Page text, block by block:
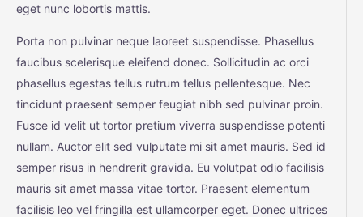
eget nunc lobortis mattis.
Porta non pulvinar neque laoreet suspendisse. Phasellus
faucibus scelerisque eleifend donec. Sollicitudin ac orci
phasellus egestas tellus rutrum tellus pellentesque. Nec
tincidunt praesent semper feugiat nibh sed pulvinar proin.
Fusce id velit ut tortor pretium viverra suspendisse potenti
nullam. Auctor elit sed vulputate mi sit amet mauris. Sed id
semper risus in hendrerit gravida. Eu volutpat odio facilisis
mauris sit amet massa vitae tortor. Praesent elementum
facilisis leo vel fringilla est ullamcorper eget. Donec ultrices